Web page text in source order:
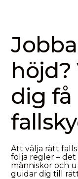
höjd?
dig få
Att välja rätt
följa regler –
människor och
guidar dig till